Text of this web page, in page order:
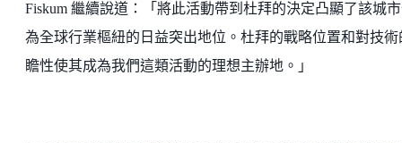
Fiskum 繼續說道：「將此活動帶到杜拜的決定凸顯了該城
為全球行業樞紐的日益突出地位。杜拜的戰略位置和對技術
瞻性使其成為我們這類活動的理想主辦地。」